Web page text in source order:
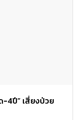
-4ปี” เสี่ยงป่วย